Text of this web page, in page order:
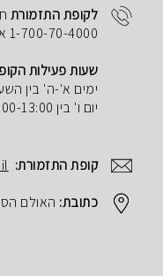
לקופת התזמורת
1-700-70-4000 או 02-5611498
שעות פעילות
ימים א'-ה' בין השעות 10:00-
יום ו' בין 10:00-13:00
קופת התזמורת:
כתובת: האולם